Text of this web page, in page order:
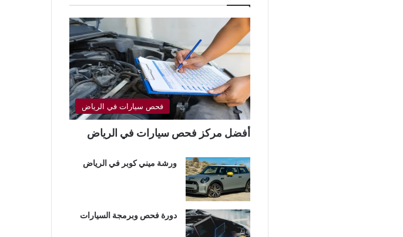
فحص سيارات في الرياض
أفضل مركز فحص سيارات في الرياض
ورشة ميني كوبر في الرياض
دورة فحص وبرمجة السيارات